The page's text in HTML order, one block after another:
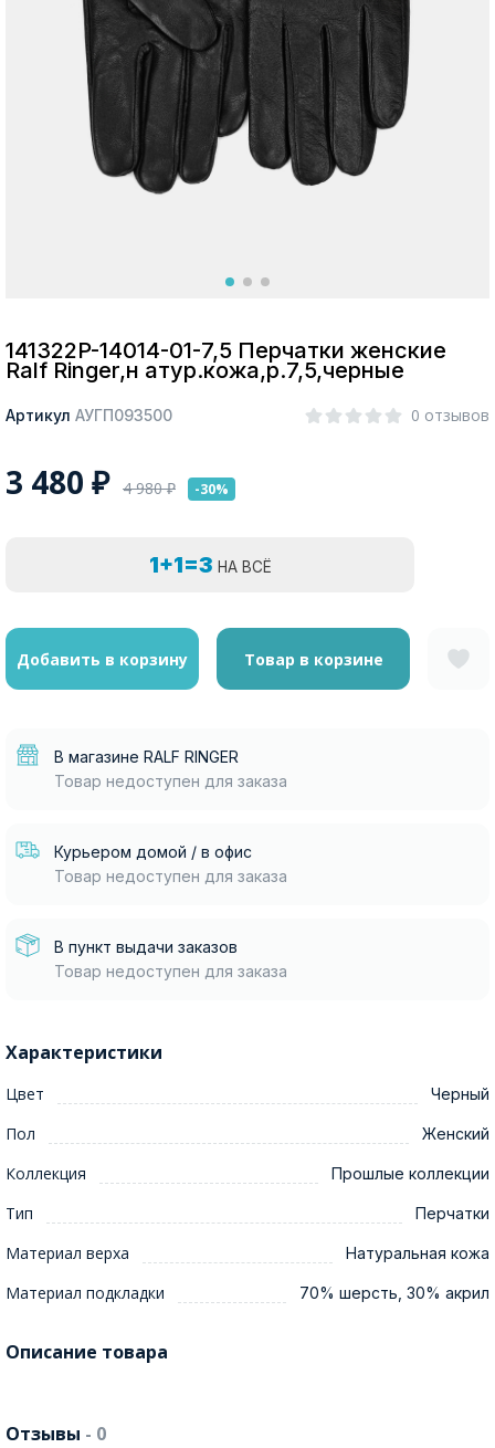
Москва
141322P-14014-01-7,5 Перчатки женские
Ralf Ringer,н атур.кожа,р.7,5,черные
Артикул АУГП093500 0 отзывов
3 480 ₽ 4 980₽ -30%
1+1=3 НА ВСЁ
Добавить в корзину Товар в корзине
В магазине RALF RINGER
Товар недоступен для заказа
Курьером домой / в офис
Товар недоступен для заказа
В пункт выдачи заказов
Товар недоступен для заказа
Характеристики
Цвет Черный
Пол Женский
Коллекция Прошлые коллекции
Тип Перчатки
Материал верха Натуральная кожа
Материал подкладки 70% шерсть, 30% акрил
Описание товара
Отзывы - 0